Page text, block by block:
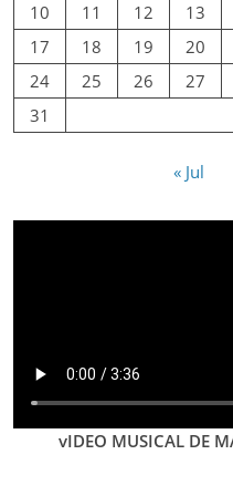
10
11 12 13
17
18 19 20
24
25 26 27
31
« Jul
vIDEO MUSICAL DE